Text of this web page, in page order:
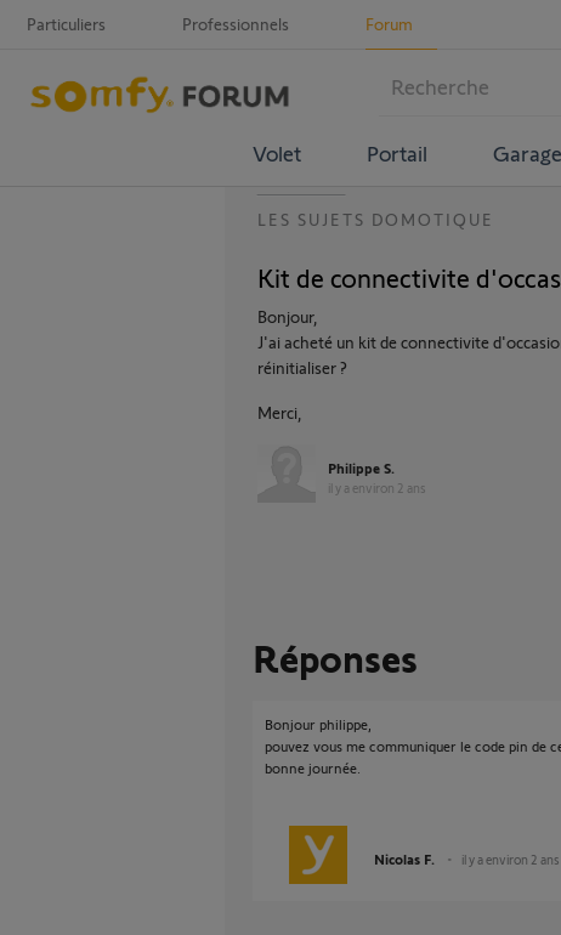
Particuliers Professionnels Forum
Volet Portail Garage
LES SUJETS DOMOTIQUE
Kit de connectivite
Bonjour,
J'ai acheté un kit de connectivite
réinitialiser ?
Merci,
Philippe S.
il y a environ 2 ans
Réponses
Bonjour philippe,
pouvez vous me communiquer le code pin de
bonne journée.
Nicolas F. il y a environ 2 ans